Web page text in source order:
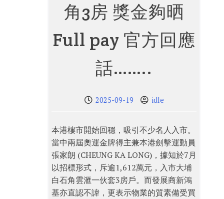
角3房 獎金夠晒
Full pay 官方回應
話……..
2025-09-19 idle
本港樓市開始回穩，吸引不少名人入市。
當中兩屆奧運金牌得主兼本港劍擊運動員
張家朗 (CHEUNG KA LONG)，據知於7月
以招標形式，斥逾1,612萬元，入市大埔
白石角雲滙一伙套3房戶。而發展商新鴻
基亦直認不諱，更表示物業的質素備受買